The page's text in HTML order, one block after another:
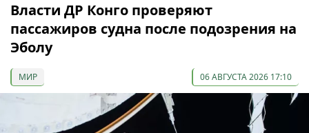
Власти ДР Конго проверяют
пассажиров судна после подозрения на
Эболу
МИР 06 АВГУСТА 2026 17:10